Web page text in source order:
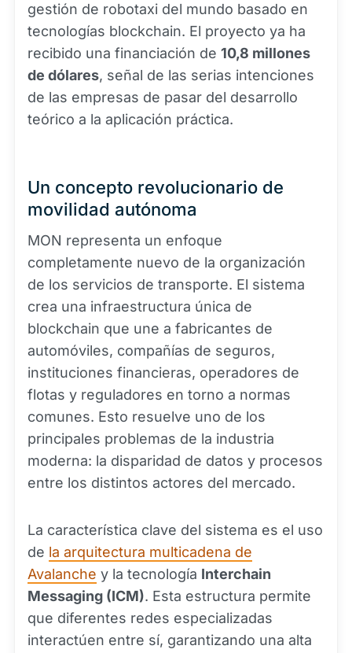
gestión de robotaxi del mundo basado en
tecnologías blockchain. El proyecto ya ha
recibido una financiación de 10,8 millones
de dólares, señal de las serias intenciones
de las empresas de pasar del desarrollo
teórico a la aplicación práctica.
Un concepto revolucionario de
movilidad autónoma
MON representa un enfoque
completamente nuevo de la organización
de los servicios de transporte. El sistema
crea una infraestructura única de
blockchain que une a fabricantes de
automóviles, compañías de seguros,
instituciones financieras, operadores de
flotas y reguladores en torno a normas
comunes. Esto resuelve uno de los
principales problemas de la industria
moderna: la disparidad de datos y procesos
entre los distintos actores del mercado.
La característica clave del sistema es el uso
de la arquitectura multicadena de
Avalanche y la tecnología Interchain
Messaging (ICM). Esta estructura permite
que diferentes redes especializadas
interactúen entre sí, garantizando una alta